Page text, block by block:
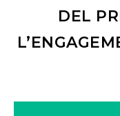
DEL